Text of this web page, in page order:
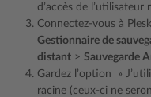
d’accès de
Connectez-vous à
Gestionnaire de
distant > Sauvegarde
Gardez l’option »
racine (ceux-ci ne